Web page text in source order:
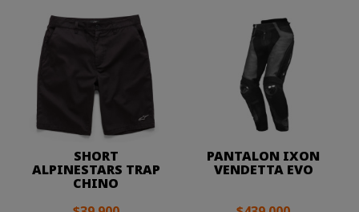
SHORT
ALPINESTARS TRAP
CHINO
PANTALON IXON
VENDETTA EVO